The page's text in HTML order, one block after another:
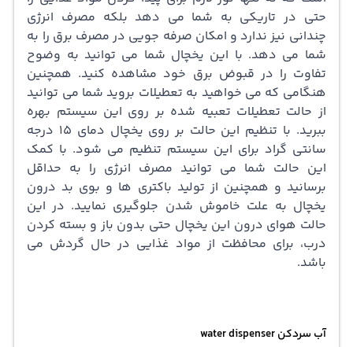
حتی در تاریکی به شما می دهد بلکه مصرف انرژی
چندانی نیز ندارد و امکان صرفه جویی در مصرف برق را به
شما می دهد. با این یخچال شما می توانید به وضوح
تفاوت را در قبوض برق خود مشاهده کنید. همچنین
هنگامی که می خواهید به تعطیلات بروید شما می توانید
از حالت تعطیلات تعبیه شده بر روی این سیستم بهره
ببرید. با تنظیم این حالت بر روی یخچال دمای 15 درجه
سانتی گراد برای این سیستم تنظیم می شود. با کمک
این حالت شما می توانید مصرف انرژی را به حداقل
برسانید و همچنین از تولید باکتری ها و بوی بد درون
یخچال به علت خاموش شدن جلوگیری نمایید. در این
حالت هوای درون این یخچال حتی بدون باز و بسته کردن
درب، برای محافظت از مواد غذایی در حال گردش می
باشد.
آب سردکن water dispenser